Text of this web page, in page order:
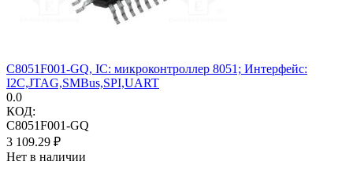
C8051F001-GQ, IC: микроконтроллер 8051; Интерфейс:
I2C,JTAG,SMBus,SPI,UART
0.0
КОД:
C8051F001-GQ
3 109.29 ₽
Нет в наличии